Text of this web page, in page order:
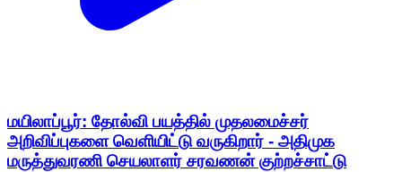
மயிலாப்பூர்: தோல்வி பயத்தில் முதலமைச்சர்
அறிவிப்புகளை வெளியிட்டு வருகிறார் - அதிமுக
மருத்துவரணி செயலாளர் சரவணன் குற்றச்சாட்டு